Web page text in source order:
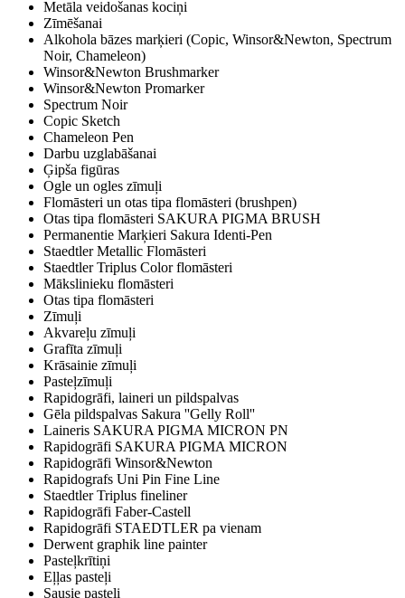
Metāla veidošanas kociņi
Zīmēšanai
Alkohola bāzes marķieri (Copic, Winsor&Newton, Spectrum
Noir, Chameleon)
Winsor&Newton Brushmarker
Winsor&Newton Promarker
Spectrum Noir
Copic Sketch
Chameleon Pen
Darbu uzglabāšanai
Ģipša figūras
Ogle un ogles zīmuļi
Flomāsteri un otas tipa flomāsteri (brushpen)
Otas tipa flomāsteri SAKURA PIGMA BRUSH
Permanentie Marķieri Sakura Identi-Pen
Staedtler Metallic Flomāsteri
Staedtler Triplus Color flomāsteri
Mākslinieku flomāsteri
Otas tipa flomāsteri
Zīmuļi
Akvareļu zīmuļi
Grafīta zīmuļi
Krāsainie zīmuļi
Pasteļzīmuļi
Rapidogrāfi, laineri un pildspalvas
Gēla pildspalvas Sakura ''Gelly Roll''
Laineris SAKURA PIGMA MICRON PN
Rapidogrāfi SAKURA PIGMA MICRON
Rapidogrāfi Winsor&Newton
Rapidografs Uni Pin Fine Line
Staedtler Triplus fineliner
Rapidogrāfi Faber-Castell
Rapidogrāfi STAEDTLER pa vienam
Derwent graphik line painter
Pasteļkrītiņi
Eļļas pasteļi
Sausie pasteļi